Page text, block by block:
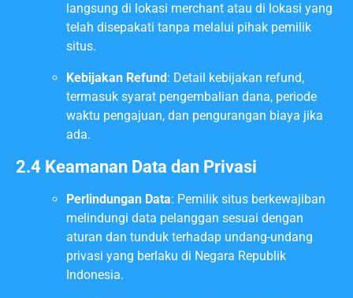
langsung di lokasi merchant atau di lokasi yang
telah disepakati tanpa melalui pihak pemilik
situs.
Kebijakan Refund: Detail kebijakan refund,
termasuk syarat pengembalian dana, periode
waktu pengajuan, dan pengurangan biaya jika
ada.
2.4 Keamanan Data dan Privasi
Perlindungan Data: Pemilik situs berkewajiban
melindungi data pelanggan sesuai dengan
aturan dan tunduk terhadap undang-undang
privasi yang berlaku di Negara Republik
Indonesia.